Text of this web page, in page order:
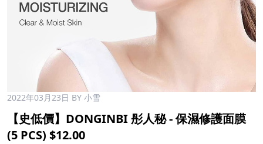
2022年03月23日 BY 小雪
【史低價】DONGINBI 彤人秘 - 保濕修護面膜
(5 PCS) $12.00​